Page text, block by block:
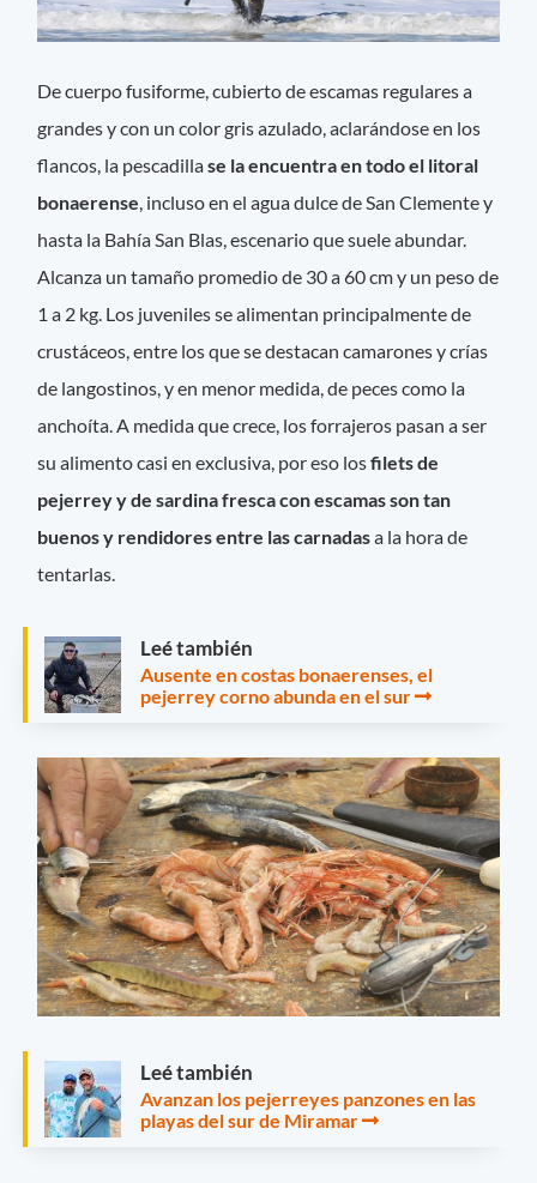
De cuerpo fusiforme, cubierto de escamas regulares a
grandes y con un color gris azulado, aclarándose en los
flancos, la pescadillase la encuentra en todo el litoral
bonaerense , incluso en el agua dulce de San Clemente y
hasta la Bahía San Blas, escenario que suele abundar.
Alcanza un tamaño promedio de 30 a 60 cm y un peso de
1 a 2 kg. Los juveniles se alimentan principalmente de
crustáceos, entre los que se destacan camarones y crías
de langostinos, y en menor medida, de peces como la
anchoíta. A medida que crece, los forrajeros pasan a ser
su alimento casi en exclusiva, por eso losfilets de
pejerrey y de sardina fresca con escamas son tan
buenos y rendidores entre las carnadasa la hora de
tentarlas.
Leé también
Ausente en costas bonaerenses, el
pejerrey corno abunda en el sur
Leé también
Avanzan los pejerreyes panzones en las
playas del sur de Miramar